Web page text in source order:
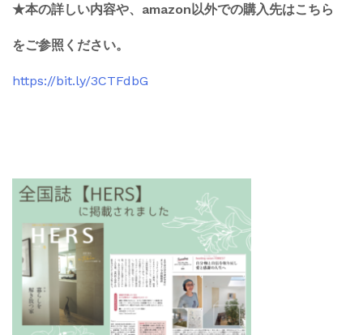
★本の詳しい内容や、amazon以外での購入先はこちら
をご参照ください。
https://bit.ly/3CTFdbG